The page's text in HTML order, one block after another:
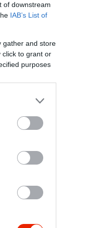
of downstream
IAB’s List of
gather and store
click to grant or
purposes